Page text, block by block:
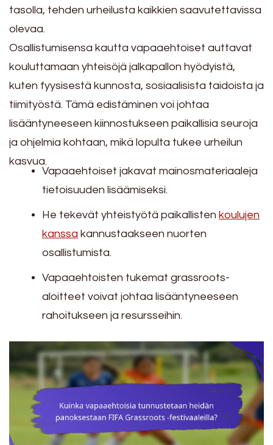
tasolla, tehden urheilusta kaikkien saavutettavissa
olevaa.
Osallistumisensa kautta vapaaehtoiset auttavat
kouluttamaan yhteisöjä jalkapallon hyödyistä,
kuten fyysisestä kunnosta, sosiaalisista taidoista ja
tiimityöstä. Tämä edistäminen voi johtaa
lisääntyneeseen kiinnostukseen paikallisia seuroja
ja ohjelmia kohtaan, mikä lopulta tukee urheilun
kasvua.
Vapaaehtoiset jakavat mainosmateriaaleja
tietoisuuden lisäämiseksi.
He tekevät yhteistyötä paikallisten koulujen
kanssa kannustaakseen nuorten
osallistumista.
Vapaaehtoisten tukemat grassroots-
aloitteet voivat johtaa lisääntyneeseen
rahoitukseen ja resursseihin.